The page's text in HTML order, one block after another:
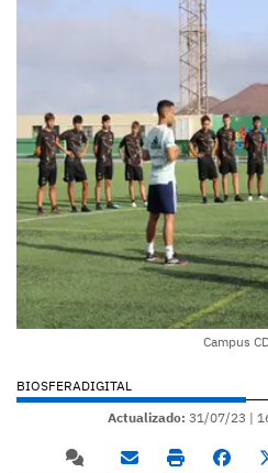
Campus
BIOSFERADIGITAL
Actualizado: 31/07/23 |